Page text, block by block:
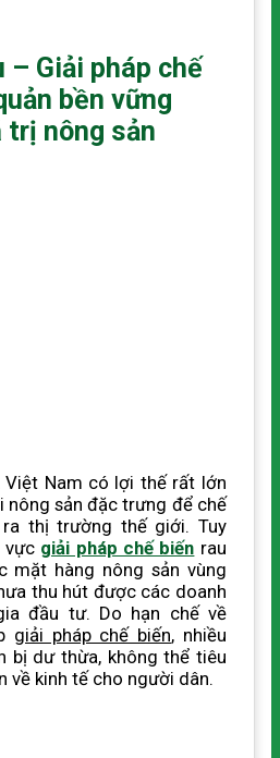
– Giải pháp chế
bền vững
trị nông sản
Việt Nam có lợi thế rất lớn
nông sản đặc trưng để chế
thị trường thế giới. Tuy
vực giải pháp chế biến rau
mặt hàng nông sản vùng
thu hút được các doanh
đầu tư. Do hạn chế về
giải pháp chế biến, nhiều
bị dư thừa, không thể tiêu
về kinh tế cho người dân.